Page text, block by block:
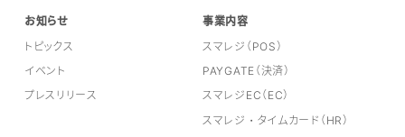
お知らせ
トピックス
イベント
プレスリリース
事業内容
スマレジ（POS）
PAYGATE（決済）
スマレジEC（EC）
スマレジ・タイムカード（HR）